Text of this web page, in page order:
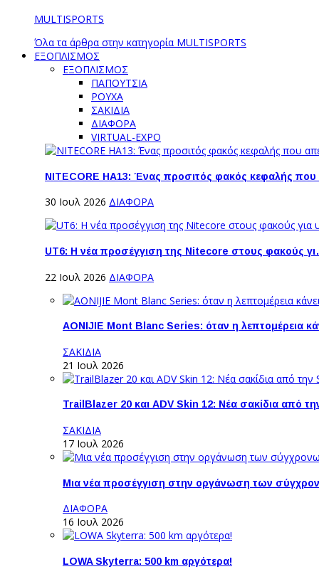
MULTISPORTS
Όλα τα άρθρα στην κατηγορία MULTISPORTS
ΕΞΟΠΛΙΣΜΟΣ
ΕΞΟΠΛΙΣΜΟΣ
ΠΑΠΟΥΤΣΙΑ
ΡΟΥΧΑ
ΣΑΚΙΔΙΑ
ΔΙΑΦΟΡΑ
VIRTUAL-EXPO
NITECORE HA13: Ένας προσιτός φακός κεφαλής
30 Ιουλ 2026 ΔΙΑΦΟΡΑ
UT6: H νέα προσέγγιση της Nitecore στους φακούς
22 Ιουλ 2026 ΔΙΑΦΟΡΑ
AONIJIE Mont Blanc Series: όταν η λεπτομέρεια
ΣΑΚΙΔΙΑ
21 Ιουλ 2026
TrailBlazer 20 και ADV Skin 12: Νέα σακίδια από
ΣΑΚΙΔΙΑ
17 Ιουλ 2026
Μια νέα προσέγγιση στην οργάνωση των
ΔΙΑΦΟΡΑ
16 Ιουλ 2026
LOWA Skyterra: 500 km αργότερα!